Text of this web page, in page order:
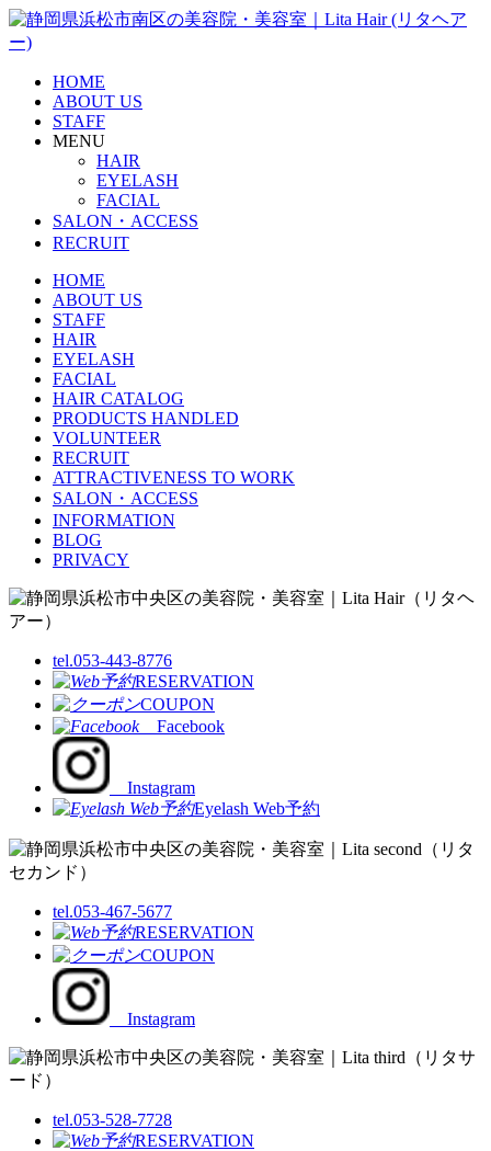
HOME
ABOUT US
STAFF
MENU
HAIR
EYELASH
FACIAL
SALON・ACCESS
RECRUIT
HOME
ABOUT US
STAFF
HAIR
EYELASH
FACIAL
HAIR CATALOG
PRODUCTS HANDLED
VOLUNTEER
RECRUIT
ATTRACTIVENESS TO WORK
SALON・ACCESS
INFORMATION
BLOG
PRIVACY
tel.053-443-8776
RESERVATION
COUPON
Facebook
Instagram
Eyelash Web予約
tel.053-467-5677
RESERVATION
COUPON
Instagram
tel.053-528-7728
RESERVATION